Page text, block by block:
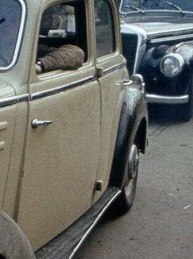
1979 · Magyarország
az MTV munkatársai helyszíni felvételen.